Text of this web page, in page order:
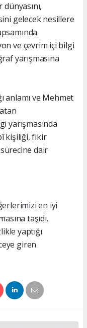
gelecek nesillere
ve çevrim içi bilgi
yarışmasına
anlamı ve Mehmet
yarışmasında
kişiliği, fikir
sürecine dair
en iyi
taşıdı.
yaptığı
giren